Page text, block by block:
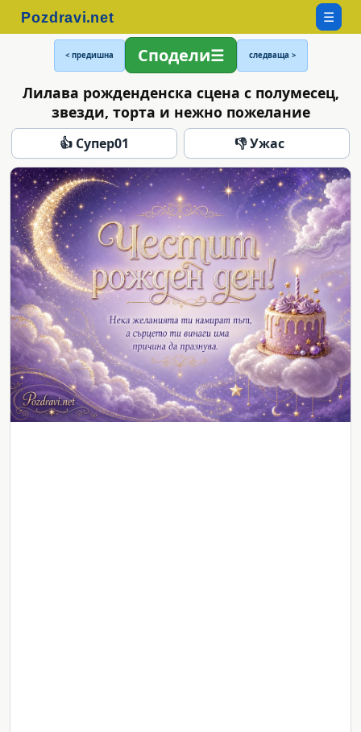
☰
< предишна Сподели следваща >
Лилава рожденденска сцена с полумесец,
звезди, торта и нежно пожелание
👍 Супер01 👎 Ужас